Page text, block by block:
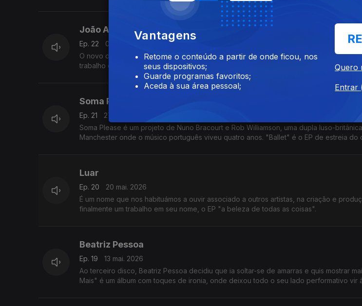
João Afonso
Ep. 22
03 jun. 2026
O novo disco de João Afonso volta a conduzir-nos a leituras. "Todo Tempo" contém
trabalho de poetas de renome, e leva a viagens dentro e fora de fronteiras físicas e
Soma Please
Ep. 21
27 mai. 2026
Soma Please é um projeto de Nuno Bracourt e Rob Williamson, uma dupla luso-
Manchester onde o músico português viveu quatro anos. "Ballet" é o EP de estreia do
Luar
Ep. 20
20 mai. 2026
É um nome que nos habituámos a ouvir associado a outros artistas, na criação e
finalmente um trabalho em seu nome, o EP "a beleza de todas as coisas".
Beatriz Pessoa
Ep. 19
13 mai. 2026
Ao terceiro disco, Beatriz Pessoa decidiu que ia soltar-se de amarras e quis mostrar
Mais" é um álbum com toques de ironia, onde deixou todo o seu lado performativo vir
Vantagens
Retome o conteúdo a partir de onde ficou, nos
seus dispositivos;
Guarde programas favoritos;
Aceda à sua área pessoal;
Quero
Entrar